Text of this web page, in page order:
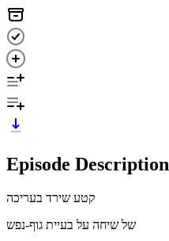
Episode Description
קטע שירד בעריכה
של שיחה על בעיית גוף-נפש